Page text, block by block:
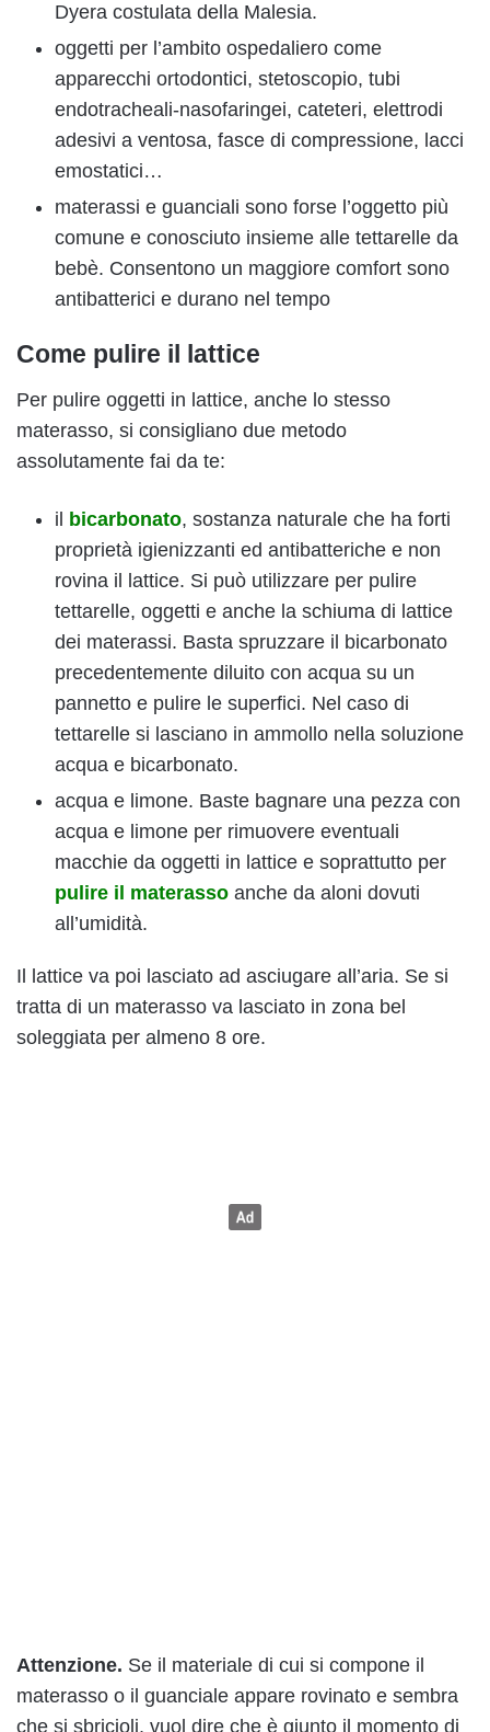
Dyera costulata della Malesia.
oggetti per l’ambito ospedaliero come
apparecchi ortodontici, stetoscopio, tubi
endotracheali-nasofaringei, cateteri, elettrodi
adesivi a ventosa, fasce di compressione, lacci
emostatici…
materassi e guanciali sono forse l’oggetto più
comune e conosciuto insieme alle tettarelle da
bebè. Consentono un maggiore comfort sono
antibatterici e durano nel tempo
Come pulire il lattice
Per pulire oggetti in lattice, anche lo stesso
materasso, si consigliano due metodo
assolutamente fai da te:
il bicarbonato, sostanza naturale che ha forti
proprietà igienizzanti ed antibatteriche e non
rovina il lattice. Si può utilizzare per pulire
tettarelle, oggetti e anche la schiuma di lattice
dei materassi. Basta spruzzare il bicarbonato
precedentemente diluito con acqua su un
pannetto e pulire le superfici. Nel caso di
tettarelle si lasciano in ammollo nella soluzione
acqua e bicarbonato.
acqua e limone. Baste bagnare una pezza con
acqua e limone per rimuovere eventuali
macchie da oggetti in lattice e soprattutto per
pulire il materasso anche da aloni dovuti
all’umidità.
Il lattice va poi lasciato ad asciugare all’aria. Se si
tratta di un materasso va lasciato in zona bel
soleggiata per almeno 8 ore.
Attenzione. Se il materiale di cui si compone il
materasso o il guanciale appare rovinato e sembra
che si sbricioli, vuol dire che è giunto il momento di